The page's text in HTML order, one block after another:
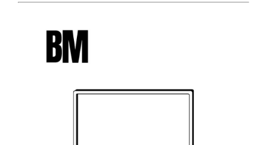
Achetez 4 sachets ou boîtes d'agrafes ou de pointes et